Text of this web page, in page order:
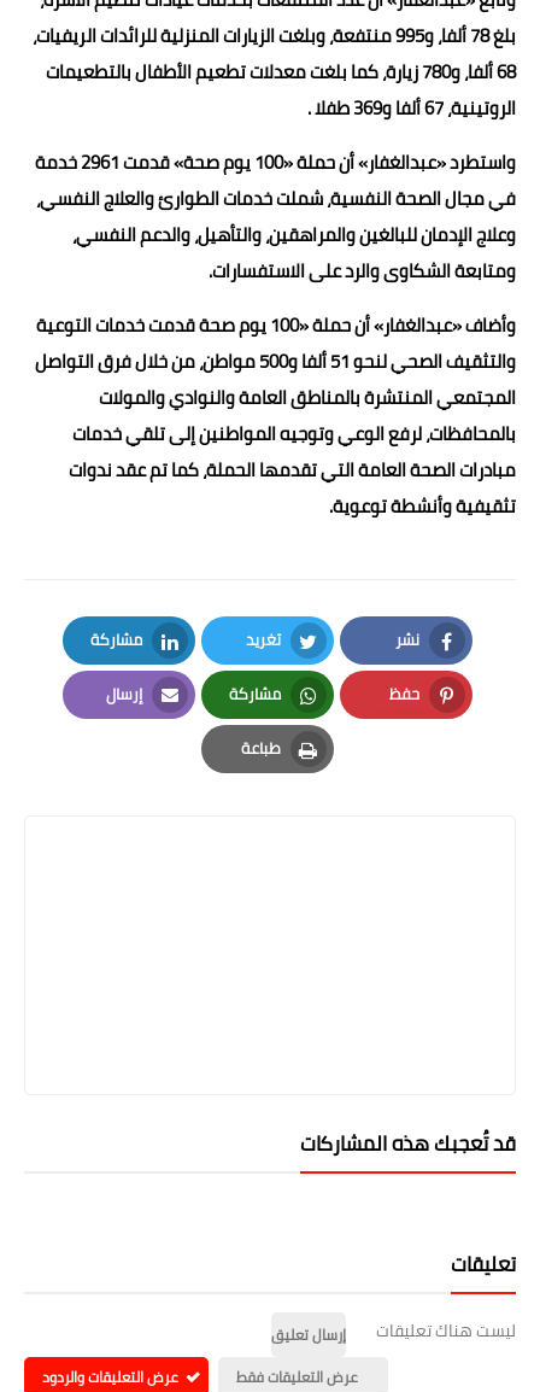
بلغ 78 ألفا، و995 منتفعة، وبلغت الزيارات المنزلية للرائدات الريفيات،
68 ألفا، و780 زيارة، كما بلغت معدلات تطعيم الأطفال بالتطعيمات
الروتينية، 67 ألفا و369 طفلا .
واستطرد «عبدالغفار» أن حملة «100 يوم صحة» قدمت 2961 خدمة
في مجال الصحة النفسية، شملت خدمات الطوارئ والعلاج النفسي،
وعلاج الإدمان للبالغين والمراهقين، والتأهيل، والدعم النفسي،
ومتابعة الشكاوى والرد على الاستفسارات.
وأضاف «عبدالغفار» أن حملة «100 يوم صحة قدمت خدمات التوعية
والتثقيف الصحي لنحو 51 ألفا و500 مواطن، من خلال فرق التواصل
المجتمعي المنتشرة بالمناطق العامة والنوادي والمولات
بالمحافظات، لرفع الوعي وتوجيه المواطنين إلى تلقي خدمات
مبادرات الصحة العامة التي تقدمها الحملة، كما تم عقد ندوات
تثقيفية وأنشطة توعوية.
نشر
Facebook
تغريد
Twitter
مشاركة
LinkedIn
حفظ
Pinterest
مشاركة
Whatsapp
إرسال
Email
طباعة
Print
قد تُعجبك هذه المشاركات
تعليقات
ليست هناك تعليقات
إرسال تعليق
عرض التعليقات فقط
عرض التعليقات والردود